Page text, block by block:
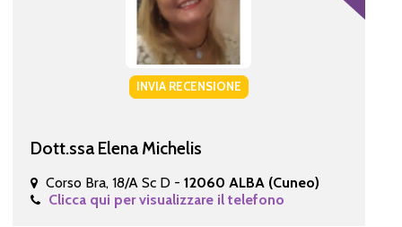
INVIA RECENSIONE
Dott.ssa Elena Michelis
Corso Bra, 18/A Sc D - 12060 ALBA (Cuneo)
Clicca qui per visualizzare il telefono